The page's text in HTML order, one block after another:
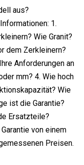
aus?
1.
Wie Granit?
dem Zerkleinern?
Anforderungen an
mm? 4. Wie hoch
Wie
ist die Garantie?
Ersatzteile?
von einem
Preisen.